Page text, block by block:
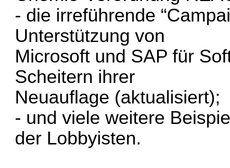
- die irreführende
Unterstützung von
Microsoft und SAP für
Scheitern ihrer
Neuauflage (aktualisiert);
- und viele weitere
der Lobbyisten.